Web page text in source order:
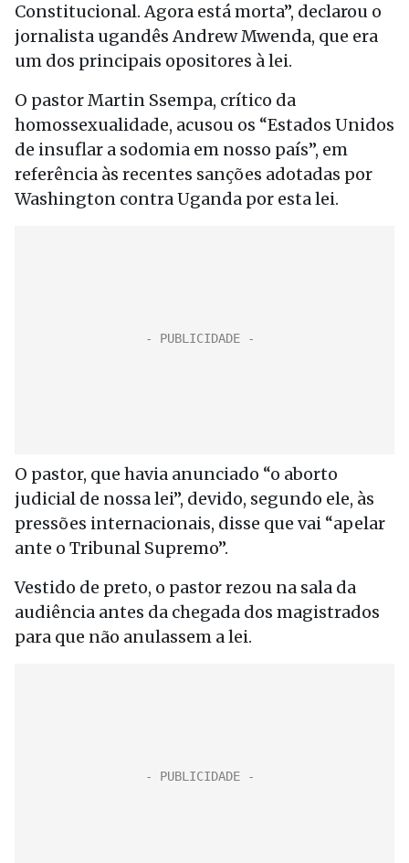
Constitucional. Agora está morta”, declarou o
jornalista ugandês Andrew Mwenda, que era
um dos principais opositores à lei.
O pastor Martin Ssempa, crítico da
homossexualidade, acusou os “Estados Unidos
de insuflar a sodomia em nosso país”, em
referência às recentes sanções adotadas por
Washington contra Uganda por esta lei.
O pastor, que havia anunciado “o aborto
judicial de nossa lei”, devido, segundo ele, às
pressões internacionais, disse que vai “apelar
ante o Tribunal Supremo”.
Vestido de preto, o pastor rezou na sala da
audiência antes da chegada dos magistrados
para que não anulassem a lei.